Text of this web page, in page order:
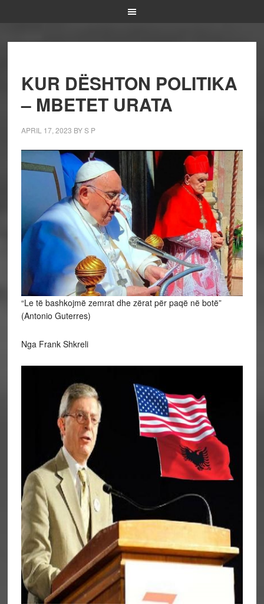
KUR DËSHTON POLITIKA
– MBETET URATA
APRIL 17, 2023 BYS P
“Le të bashkojmë zemrat dhe zërat për paqë në botë”
(Antonio Guterres)
Nga Frank Shkreli